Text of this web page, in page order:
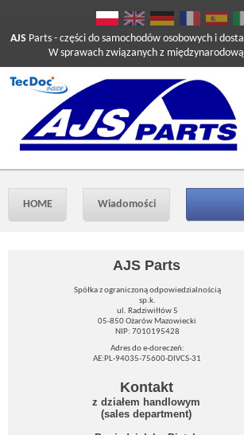
AJS Parts - części do samochodów osobowych i
W sprawach związanych z międzynarodową
HOME Wiadomości
AJS Parts
Spółka z ograniczoną odpowiedzialnością
sp.k.
ul. Radziwiłłów 5
05-850 Ożarów Mazowiecki
NIP: 7010195428
Adres do e-doreczeń:
AE:PL-94035-75600-DIVCS-31
Kontakt
z działem handlowym
(sales department)